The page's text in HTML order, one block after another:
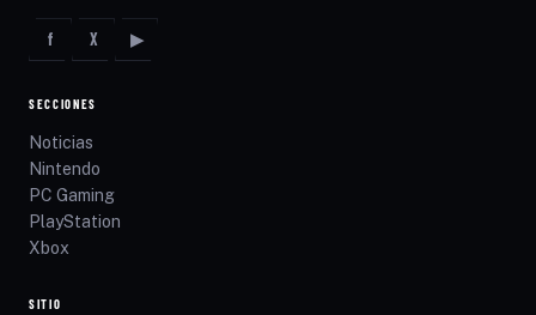
f X ▶
SECCIONES
Noticias
Nintendo
PC Gaming
PlayStation
Xbox
SITIO